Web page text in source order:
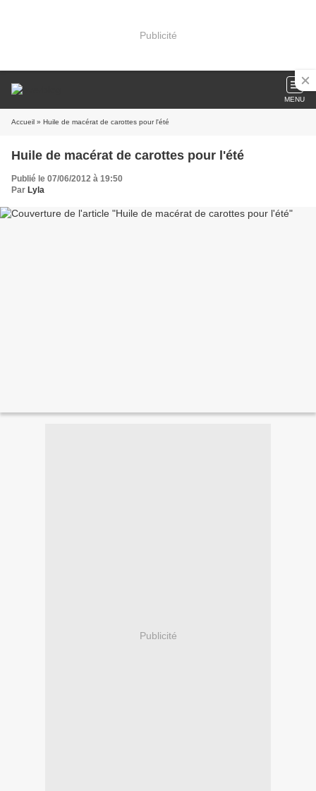
Publicité
MENU
Accueil » Huile de macérat de carottes pour l'été
Huile de macérat de carottes pour l'été
Publié le 07/06/2012 à 19:50
Par Lyla
Publicité